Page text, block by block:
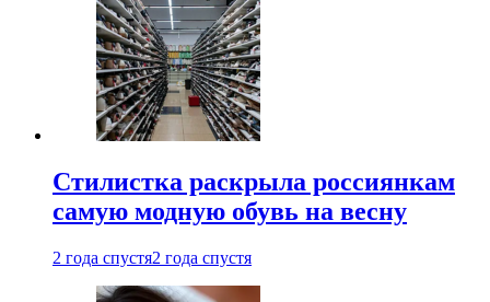
Стилистка раскрыла россиянкам
самую модную обувь на весну
2 года спустя2 года спустя